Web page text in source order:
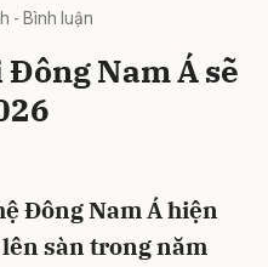
- Bình luận
Nam Á sẽ
Đông Nam Á hiện
sàn trong năm
Hủy